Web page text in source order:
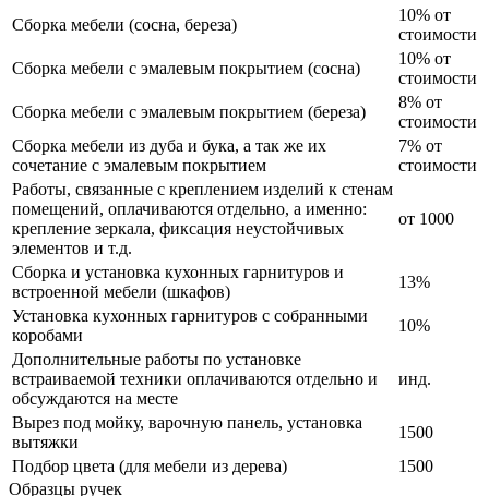
Сборка мебели (сосна, береза)
10% от
стоимости
Сборка мебели с эмалевым покрытием (сосна)
10% от
стоимости
Сборка мебели с эмалевым покрытием (береза)
8% от
стоимости
Сборка мебели из дуба и бука, а так же их
сочетание с эмалевым покрытием
7% от
стоимости
Работы, связанные с креплением изделий к стенам
помещений, оплачиваются отдельно, а именно:
крепление зеркала, фиксация неустойчивых
элементов и т.д.
от 1000
Сборка и установка кухонных гарнитуров и
встроенной мебели (шкафов)
13%
Установка кухонных гарнитуров с собранными
коробами
10%
Дополнительные работы по установке
встраиваемой техники оплачиваются отдельно и
обсуждаются на месте
инд.
Вырез под мойку, варочную панель, установка
вытяжки
1500
Подбор цвета (для мебели из дерева)
1500
Образцы ручек